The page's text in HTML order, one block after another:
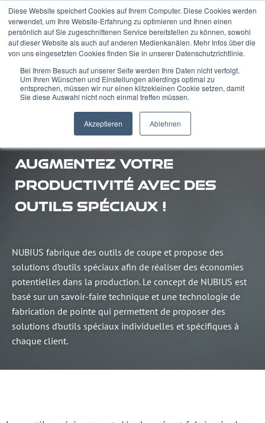
Diese Website speichert Cookies auf Ihrem Computer. Diese Cookies werden
verwendet, um Ihre Website-Erfahrung zu optimieren und Ihnen einen
persönlich auf Sie zugeschnittenen Service bereitstellen zu können, sowohl
auf dieser Website als auch auf anderen Medienkanälen. Mehr Infos über die
von uns eingesetzten Cookies finden Sie in unserer Datenschutzrichtlinie.
Bei Ihrem Besuch auf unserer Seite werden Ihre Daten nicht verfolgt.
Um Ihren Wünschen und Einstellungen allerdings optimal zu
entsprechen, müssen wir nur einen klitzekleinen Cookie setzen, damit
Sie diese Auswahl nicht noch einmal treffen müssen.
Akzeptieren Ablehnen
AUGMENTEZ VOTRE
PRODUCTIVITÉ AVEC DES
OUTILS SPÉCIAUX !
NUBIUS fabrique des outils de coupe et propose des
solutions d’outils spéciaux afin de réaliser des économies
potentielles dans la production. Le concept de NUBIUS est
basé sur un savoir-faire technique et une technologie de
fabrication de pointe qui permettent de proposer des
solutions d’outils spéciaux individuelles et spécifiques à
chaque client.